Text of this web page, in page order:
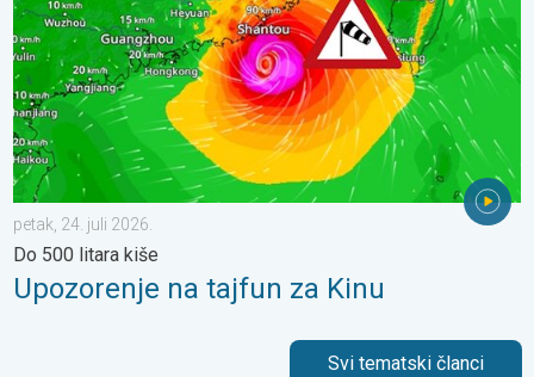
petak, 24. juli 2026.
Do 500 litara kiše
Upozorenje na tajfun za Kinu
Svi tematski članci